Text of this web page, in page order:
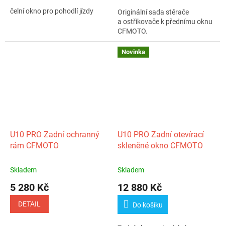
čelní okno pro pohodlí jízdy
Originální sada stěrače
a ostřikovače k přednímu oknu
CFMOTO.
U10 PRO Zadní ochranný
rám CFMOTO
Skladem
5 280 Kč
DETAIL
Novinka
U10 PRO Zadní otevírací
skleněné okno CFMOTO
Skladem
12 880 Kč
Do košíku